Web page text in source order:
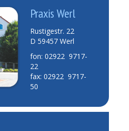
Praxis Werl
Rustigestr. 22
D 59457 Werl
fon: 02922 9717-
22
fax: 02922 9717-
50